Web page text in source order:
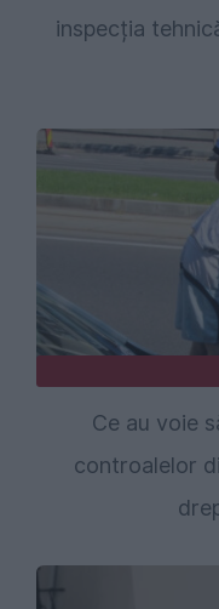
inspecția
Ce au voie
controalelor